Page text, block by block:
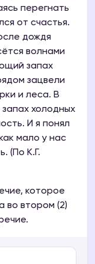
перегнать
от счастья.
дождя
волнами
запах
зацвели
и леса. В
холодных
И я понял
мало у нас
(По К.Г.
которое
во втором (2)